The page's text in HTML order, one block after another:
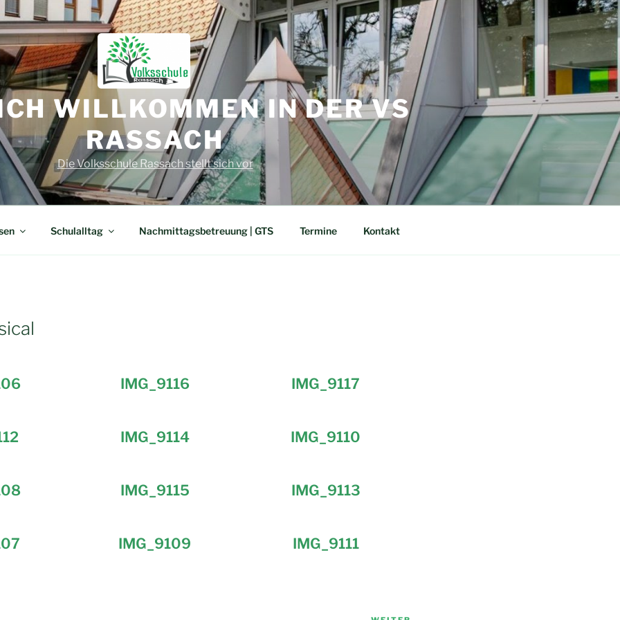
WILLKOMMEN IN DER VS
RASSACH
Die Volksschule Rassach stellt sich vor
Schulalltag Nachmittagsbetreuung | GTS Termine Kontakt
IMG_9116 IMG_9117
IMG_9114 IMG_9110
IMG_9115 IMG_9113
IMG_9109 IMG_9111